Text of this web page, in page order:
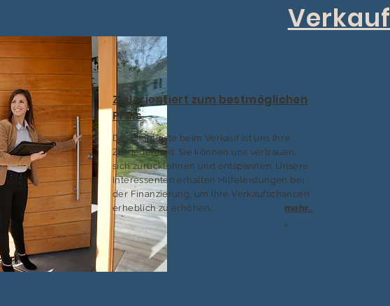
Verkauf
Zielorientiert zum bestmöglichen
Preis
Das wichtigste beim Verkauf ist uns Ihre
Zufriedenheit. Sie können uns vertrauen,
sich zurücklehnen und entspannen. Unsere
Interessenten erhalten Hilfeleistungen bei
der Finanzierung, um Ihre Verkaufschancen
erheblich zu erhöhen.
mehr..
.